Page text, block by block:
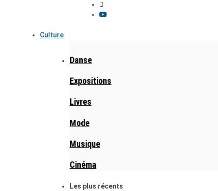
Culture
Danse
Expositions
Livres
Mode
Musique
Cinéma
Les plus récents